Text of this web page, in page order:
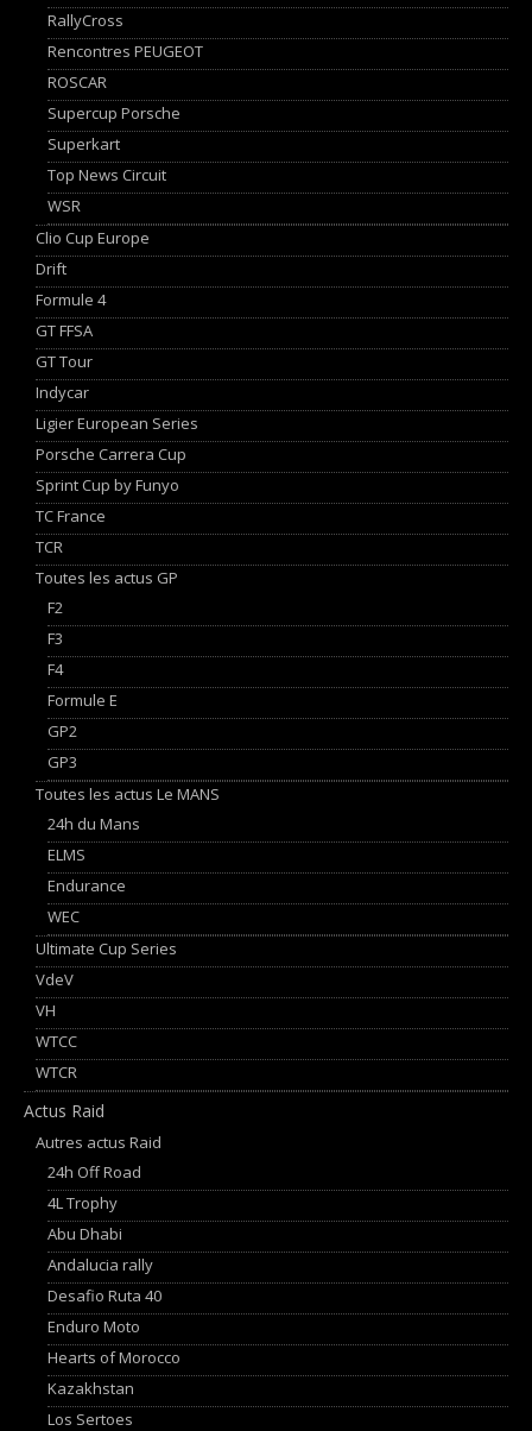
RallyCross
Rencontres PEUGEOT
ROSCAR
Supercup Porsche
Superkart
Top News Circuit
WSR
Clio Cup Europe
Drift
Formule 4
GT FFSA
GT Tour
Indycar
Ligier European Series
Porsche Carrera Cup
Sprint Cup by Funyo
TC France
TCR
Toutes les actus GP
F2
F3
F4
Formule E
GP2
GP3
Toutes les actus Le MANS
24h du Mans
ELMS
Endurance
WEC
Ultimate Cup Series
VdeV
VH
WTCC
WTCR
Actus Raid
Autres actus Raid
24h Off Road
4L Trophy
Abu Dhabi
Andalucia rally
Desafio Ruta 40
Enduro Moto
Hearts of Morocco
Kazakhstan
Los Sertoes